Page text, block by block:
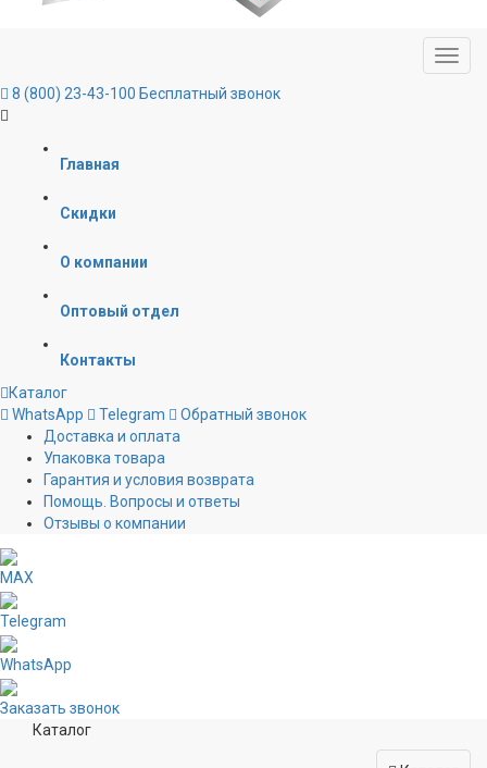
8 (800) 23-43-100 Бесплатный звонок
Главная
Скидки
О компании
Оптовый отдел
Контакты
Каталог
WhatsApp
Telegram
Обратный звонок
Доставка и оплата
Упаковка товара
Гарантия и условия возврата
Помощь. Вопросы и ответы
Отзывы о компании
MAX
Telegram
WhatsApp
Заказать звонок
Каталог